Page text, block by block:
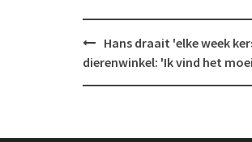
Post
navigation
Hans draait 'elke week
dierenwinkel: 'Ik vind het